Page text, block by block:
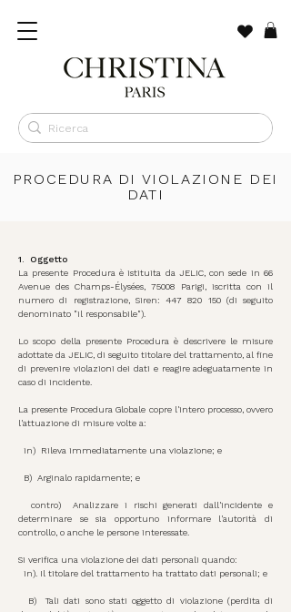
PROCEDURA DI VIOLAZIONE DEI
DATI
1.
Oggetto
La presente Procedura è istituita da JELIC, con sede in 66
Avenue des Champs-Élysées, 75008 Parigi, iscritta con il
numero di registrazione, Siren: 447 820 150(di seguito
denominato "il responsabile").
Lo scopo della presente Procedura è descrivere le misure
adottate da JELIC, di seguito titolare del trattamento, al fine
di prevenire violazioni dei dati e reagire adeguatamente in
caso di incidente.
La presente Procedura Globale copre l'intero processo, ovvero
l'attuazione di misure volte a:
in) Rileva immediatamente una violazione; e
B) Arginalo rapidamente; e
contro)
Analizzare i rischi generati dall'incidente e
determinare se sia opportuno informare l'autorità di
controllo, o anche le persone interessate.
Si verifica una violazione dei dati personali quando:
in). Il titolare del trattamento ha trattato dati personali; e
B)
Tali dati sono stati oggetto di violazione (perdita di